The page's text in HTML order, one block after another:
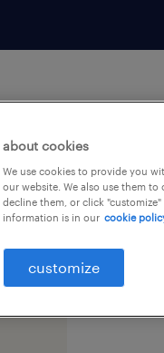
about cookies
We use cookies to provide you
our website. We also use them
decline them, or click
information is in our cookie
customize